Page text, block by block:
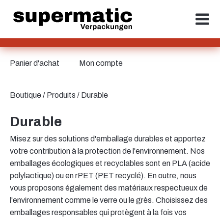
Boutique/ Produits / Durable
Panier d'achat Mon compte
Durable
Misez sur des solutions d'emballage durables et apportez
votre contribution à la protection de l'environnement. Nos
emballages écologiques et recyclables sont en PLA (acide
polylactique) ou en rPET (PET recyclé). En outre, nous
vous proposons également des matériaux respectueux de
l'environnement comme le verre ou le grès. Choisissez des
emballages responsables qui protègent à la fois vos